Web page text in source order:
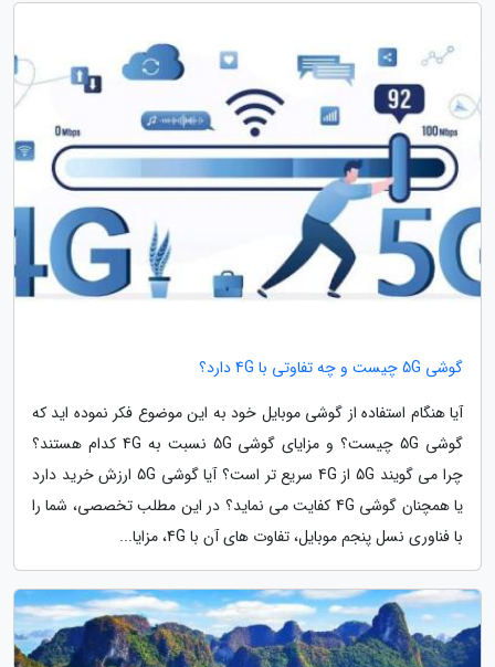
گوشی 5G چیست و چه تفاوتی با 4G دارد؟
آیا هنگام استفاده از گوشی موبایل خود به این موضوع فکر نموده اید که
گوشی 5G چیست؟ و مزایای گوشی 5G نسبت به 4G کدام هستند؟
چرا می گویند 5G از 4G سریع تر است؟ آیا گوشی 5G ارزش خرید دارد
یا همچنان گوشی 4G کفایت می نماید؟ در این مطلب تخصصی، شما را
با فناوری نسل پنجم موبایل، تفاوت های آن با 4G، مزایا...